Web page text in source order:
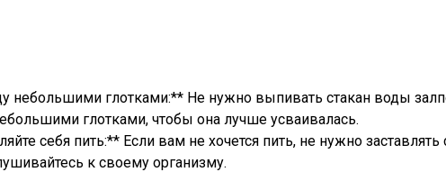
небольшими глотками:** Не нужно выпивать стакан воды
глотками, чтобы она лучше усваивалась.
себя пить:** Если вам не хочется пить, не нужно заставлять
к своему организму.